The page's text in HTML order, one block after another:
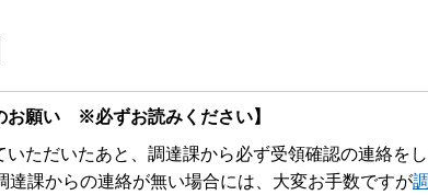
お願い ※必ずお読みください】
ただいたあと、調達課から必ず受領確認の連絡を
達課からの連絡が無い場合には、大変お手数ですが